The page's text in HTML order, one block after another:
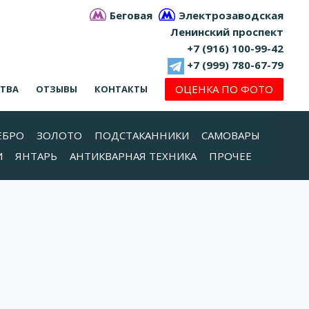
Беговая
Электрозаводская
Ленинский проспект
+7 (916) 100-99-42
+7 (999) 780-67-79
ОТЗЫВЫ КОНТАКТЫ ОЦЕНКА ПО ФОТО
ЗОЛОТО ПОДСТАКАННИКИ
САМОВАРЫ
ЯНТАРЬ АНТИКВАРНАЯ ТЕХНИКА ПРОЧЕЕ